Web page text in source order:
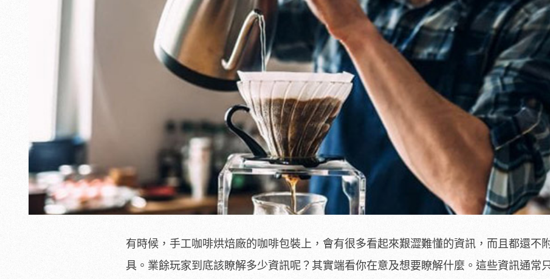
有時候，手工咖啡烘焙廠的咖啡包裝上，會有很多看起來艱澀難懂的資訊，而且都還不
具。業餘玩家到底該瞭解多少資訊呢？其實端看你在意及想要瞭解什麼。這些資訊通常